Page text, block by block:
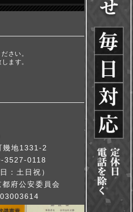
さい。
ます。
幾地1331-2
3527-0118
：土日祝）
府公安委員会